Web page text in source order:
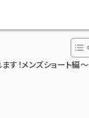
す！メンズショート編〜